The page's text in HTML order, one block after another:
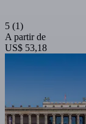
5 (1)
A partir de
US$ 53,18